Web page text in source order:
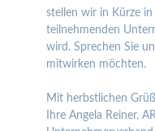
stellen wir in Kürze
teilnehmenden
wird. Sprechen Sie
mitwirken möchten.
Mit herbstlichen
Ihre Angela Reiner,